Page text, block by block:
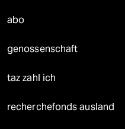
abo
genossenschaft
taz zahl ich
recherchefonds ausland